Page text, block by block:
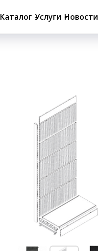
Каталог Услуги Новости